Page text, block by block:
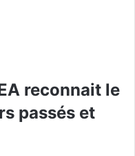
reconnait le
passés et